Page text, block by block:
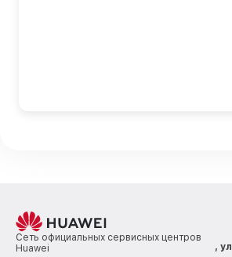
Сеть официальных сервисных центров
Huawei
,